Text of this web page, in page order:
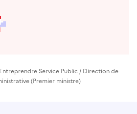
Service Public / Direction de
(Premier ministre)